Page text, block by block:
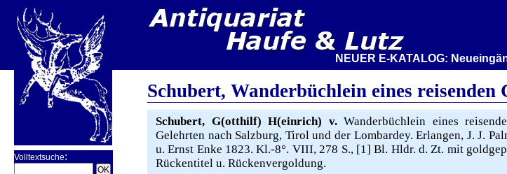
NEUER E-KATALOG:
Volltextsuche:
Schubert, Wanderbüchlein eines
Schubert, G(otthilf) H(einrich) v.Wanderbüchlein eines
Gelehrten nach Salzburg, Tirol und der Lombardey. Erlangen, J. J.
u. Ernst Enke 1823. Kl.-8°. VIII, 278 S., [1] Bl. Hldr. d. Zt. mit
Rückentitel u. Rückenvergoldung.